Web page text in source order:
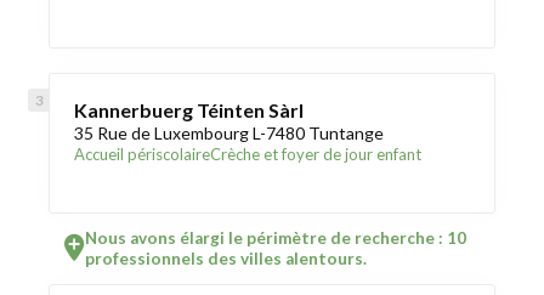
Kannerbuerg Téinten Sàrl
35 Rue de Luxembourg L-7480 Tuntange
Accueil périscolaireCrèche et foyer de jour enfant
Nous avons élargi le périmètre de recherche : 10
professionnels des villes alentours.